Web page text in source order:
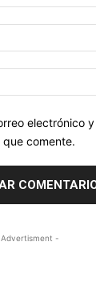
electrónico
comente.
-